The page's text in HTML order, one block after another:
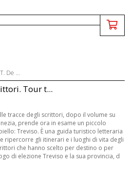
De ...
Tour t...
tracce degli scrittori, dopo il volume su
prende ora in esame un piccolo
Treviso. È una guida turistico letteraria
ripercorre gli itinerari e i luoghi di vita degli
che hanno scelto per destino o per
di elezione Treviso e la sua provincia, d